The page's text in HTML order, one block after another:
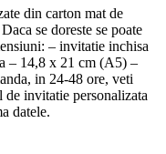
din carton mat de
se doreste se poate
– invitatie inchisa
– 14,8 x 21 cm (A5) –
in 24-48 ore, veti
invitatie personalizata
datele.